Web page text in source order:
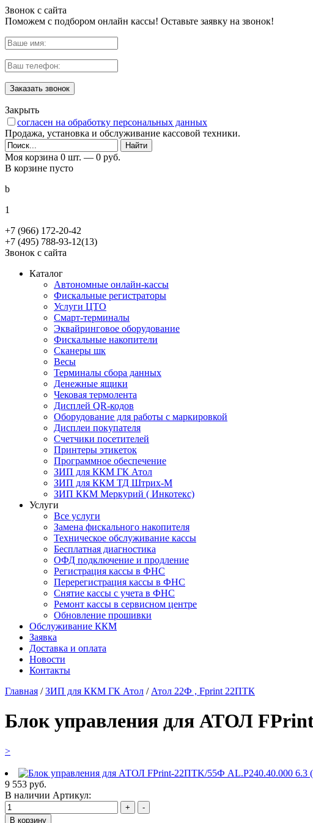
Звонок с сайта
Поможем с подбором онлайн кассы! Оставьте заявку на звонок!
Заказать звонок
Закрыть
согласен на обработку персональных данных
Продажа, установка и обслуживание кассовой техники.
Моя корзина 0 шт. — 0 руб.
В корзине пусто
b
1
+7 (966) 172-20-42
+7 (495) 788-93-12(13)
Звонок с сайта
Каталог
Автономные онлайн-кассы
Фискальные регистраторы
Услуги ЦТО
Смарт-терминалы
Эквайринговое оборудование
Фискальные накопители
Сканеры шк
Весы
Терминалы сбора данных
Денежные ящики
Чековая термолента
Дисплей QR-кодов
Оборудование для работы с маркировкой
Дисплеи покупателя
Счетчики посетителей
Принтеры этикеток
Программное обеспечение
ЗИП для ККМ ГК Атол
ЗИП для ККМ ТД Штрих-М
ЗИП ККМ Меркурий ( Инкотекс)
Услуги
Все услуги
Замена фискального накопителя
Техническое обслуживание кассы
Бесплатная диагностика
ОФД подключение и продление
Регистрация кассы в ФНС
Перерегистрация кассы в ФНС
Снятие кассы с учета в ФНС
Ремонт кассы в сервисном центре
Обновление прошивки
Обслуживание ККМ
Заявка
Доставка и оплата
Новости
Контакты
Главная /ЗИП для ККМ ГК Атол / Атол 22Ф , Fprint 22ПТК
Блок управления для АТОЛ
>
9 553 руб.
В наличии Артикул:
В корзину